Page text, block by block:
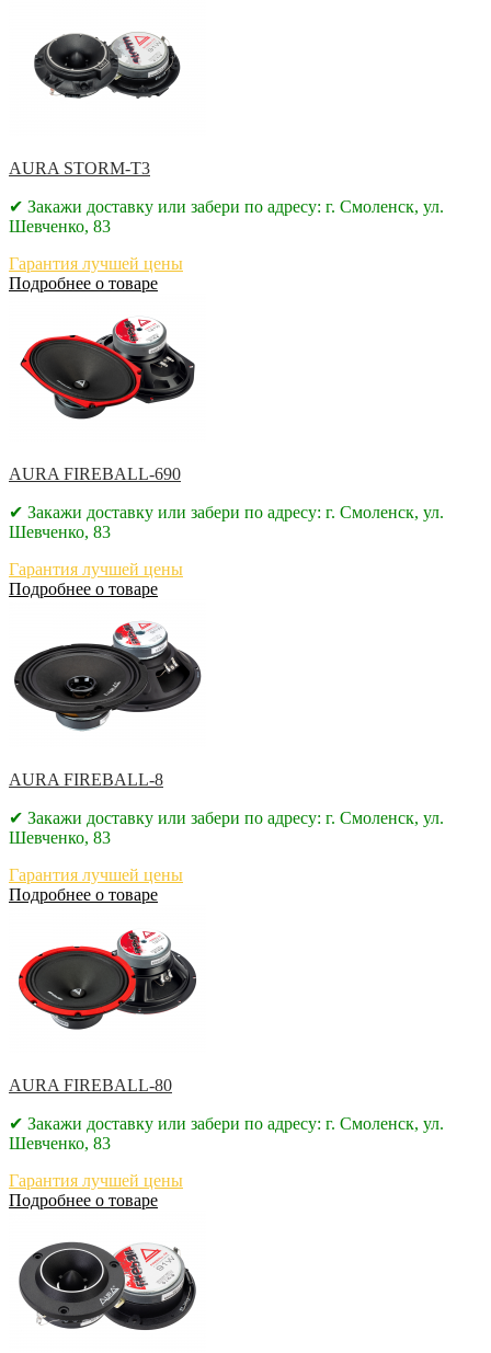
AURA STORM-T3
✔ Закажи доставку или забери по адресу: г. Смоленск, ул.
Шевченко, 83
Гарантия лучшей цены
Подробнее о товаре
AURA FIREBALL-690
✔ Закажи доставку или забери по адресу: г. Смоленск, ул.
Шевченко, 83
Гарантия лучшей цены
Подробнее о товаре
AURA FIREBALL-8
✔ Закажи доставку или забери по адресу: г. Смоленск, ул.
Шевченко, 83
Гарантия лучшей цены
Подробнее о товаре
AURA FIREBALL-80
✔ Закажи доставку или забери по адресу: г. Смоленск, ул.
Шевченко, 83
Гарантия лучшей цены
Подробнее о товаре